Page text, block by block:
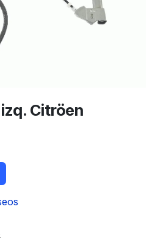
Citröen